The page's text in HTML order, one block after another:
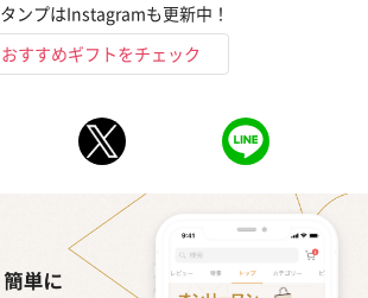
タンプはInstagramも更新中！
おすすめギフトをチェック